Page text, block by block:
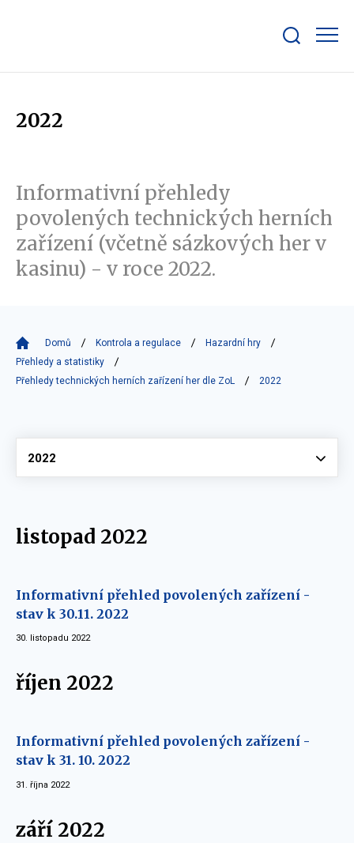
bar
2022
Informativní přehledy
povolených technických herních
zařízení (včetně sázkových her v
kasinu) - v roce 2022.
Domů Kontrola a regulace
Hazardní hry
Přehledy a statistiky
Přehledy technických herních zařízení her dle ZoL
2022
Vyberte
2022
listopad 2022
Informativní přehled povolených zařízení -
stav k 30.11. 2022
30. listopadu 2022
říjen 2022
Informativní přehled povolených zařízení -
stav k 31. 10. 2022
31. října 2022
září 2022